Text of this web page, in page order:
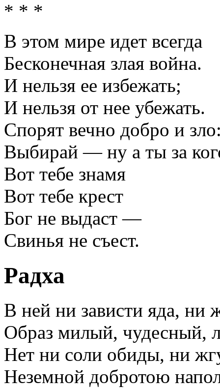
* * *
В этом мире идет всегда
Бесконечная злая война.
И нельзя ее избежать;
И нельзя от нее убежать.
Спорят вечно добро и
Выбирай — ну а ты за
Вот тебе знамя
Вот тебе крест
Бог не выдаст —
Свинья не съест.
Радха
В ней ни зависти яда, ни
Образ милый, чудесный,
Нет ни соли обиды, ни
Неземной добротою